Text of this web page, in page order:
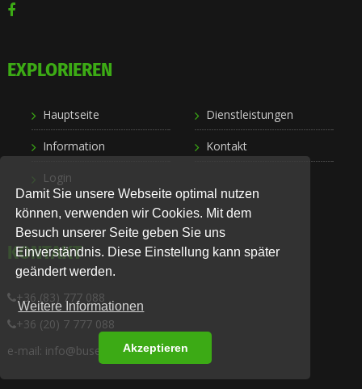
Damit Sie unsere Webseite optimal nutzen
können, verwenden wir Cookies. Mit dem
Besuch unserer Seite geben Sie uns
Einverständnis. Diese Einstellung kann später
geändert werden.
Weitere Informationen
Akzeptieren
EXPLORIEREN
Hauptseite Dienstleistungen
Information Kontakt
Login
KONTAKT
+36 (83) 777 088
+36 (20) 7 777 088
e-mail: info@busexpress.hu